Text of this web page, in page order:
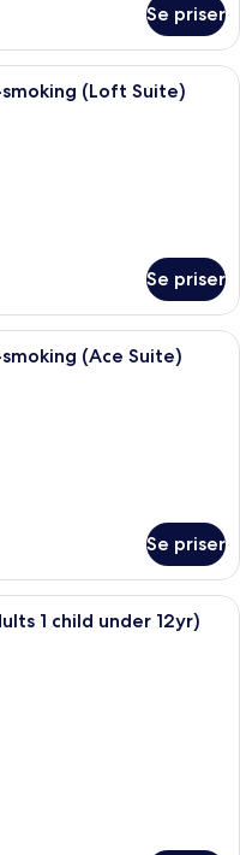
Se priser
moderne stue med sofa,
(Loft Suite)
Se priser
hotelværelse med sofa,
(Ace Suite)
Se priser
med en seng, to
1 child under 12yr)